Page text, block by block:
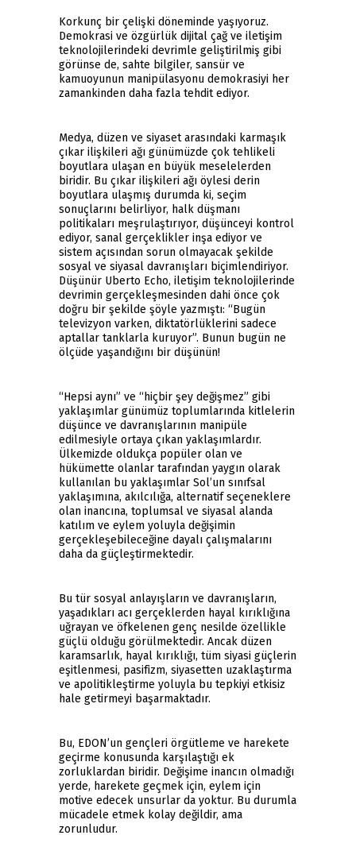
Korkunç bir çelişki döneminde yaşıyoruz.
Demokrasi ve özgürlük dijital çağ ve iletişim
teknolojilerindeki devrimle geliştirilmiş gibi
görünse de, sahte bilgiler, sansür ve
kamuoyunun manipülasyonu demokrasiyi her
zamankinden daha fazla tehdit ediyor.
Medya, düzen ve siyaset arasındaki karmaşık
çıkar ilişkileri ağı günümüzde çok tehlikeli
boyutlara ulaşan en büyük meselelerden
biridir. Bu çıkar ilişkileri ağı öylesi derin
boyutlara ulaşmış durumda ki, seçim
sonuçlarını belirliyor, halk düşmanı
politikaları meşrulaştırıyor, düşünceyi kontrol
ediyor, sanal gerçeklikler inşa ediyor ve
sistem açısından sorun olmayacak şekilde
sosyal ve siyasal davranışları biçimlendiriyor.
Düşünür Uberto Echo, iletişim teknolojilerinde
devrimin gerçekleşmesinden dahi önce çok
doğru bir şekilde şöyle yazmıştı: “Bugün
televizyon varken, diktatörlüklerini sadece
aptallar tanklarla kuruyor”. Bunun bugün ne
ölçüde yaşandığını bir düşünün!
“Hepsi aynı” ve “hiçbir şey değişmez” gibi
yaklaşımlar günümüz toplumlarında kitlelerin
düşünce ve davranışlarının manipüle
edilmesiyle ortaya çıkan yaklaşımlardır.
Ülkemizde oldukça popüler olan ve
hükümette olanlar tarafından yaygın olarak
kullanılan bu yaklaşımlar Sol’un sınıfsal
yaklaşımına, akılcılığa, alternatif seçeneklere
olan inancına, toplumsal ve siyasal alanda
katılım ve eylem yoluyla değişimin
gerçekleşebileceğine dayalı çalışmalarını
daha da güçleştirmektedir.
Bu tür sosyal anlayışların ve davranışların,
yaşadıkları acı gerçeklerden hayal kırıklığına
uğrayan ve öfkelenen genç nesilde özellikle
güçlü olduğu görülmektedir. Ancak düzen
karamsarlık, hayal kırıklığı, tüm siyasi güçlerin
eşitlenmesi, pasifizm, siyasetten uzaklaştırma
ve apolitikleştirme yoluyla bu tepkiyi etkisiz
hale getirmeyi başarmaktadır.
Bu, EDON’un gençleri örgütleme ve harekete
geçirme konusunda karşılaştığı ek
zorluklardan biridir. Değişime inancın olmadığı
yerde, harekete geçmek için, eylem için
motive edecek unsurlar da yoktur. Bu durumla
mücadele etmek kolay değildir, ama
zorunludur.